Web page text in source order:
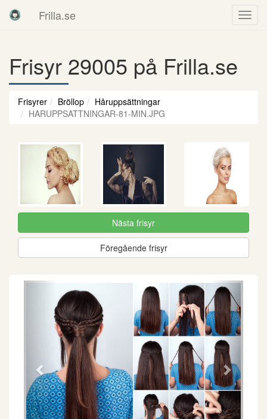
Frilla.se
Frisyr 29005 på Frilla.se
Frisyrer Bröllop
Håruppsättningar
HARUPPSATTNINGAR-81-MIN.JPG
Nästa frisyr
Föregående frisyr
Föregående